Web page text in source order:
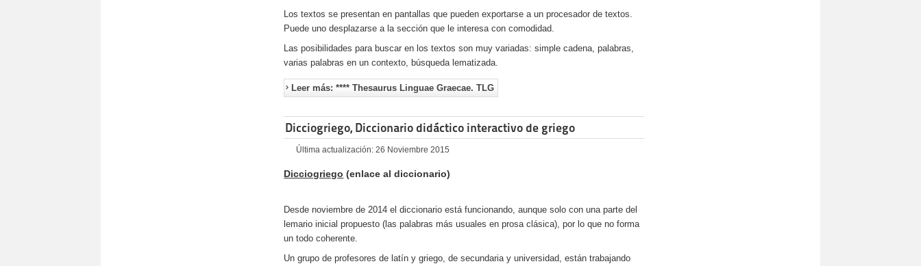
Los textos se presentan en pantallas que pueden exportarse a un procesador de textos.
Puede uno desplazarse a la sección que le interesa con comodidad.
Las posibilidades para buscar en los textos son muy variadas: simple cadena, palabras,
varias palabras en un contexto, búsqueda lematizada.
Leer más: **** Thesaurus Linguae Graecae. TLG
Dicciogriego, Diccionario didáctico interactivo de griego
Última actualización: 26 Noviembre 2015
Dicciogriego (enlace al diccionario)
Desde noviembre de 2014 el diccionario está funcionando, aunque solo con una parte del
lemario inicial propuesto (las palabras más usuales en prosa clásica), por lo que no forma
un todo coherente.
Un grupo de profesores de latín y griego, de secundaria y universidad, están trabajando